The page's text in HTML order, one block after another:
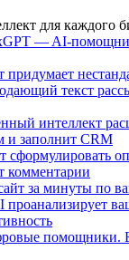
для каждого
— AI-
придумает
текст
интеллект
и заполнит CRM
сформулировать
комментарии
за минуты по
проанализирует
помощники.